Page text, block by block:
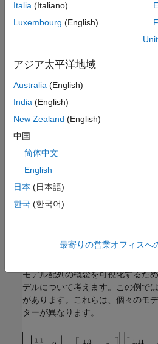
パラメーターの変化に対する
複数のプラント モデルに対す
複数の操作点で、非線形シス
1 つのプラントに適用された
得したモデルの格納
モデル配列を使用して、単一モデ
すべてのモデル演算を、モデルの
す。関数は、モデルごとの配列に
stepなどの解析関数を使用して、
ために配列をモデル化することも
モデル配列の概念を可視化するた
デルについて考えます。この例で
があります。これらは、個々のモ
ターが異なります。
Italia (Italiano)
Luxembourg (English)
アジア太平洋地域
Australia (English)
India (English)
New Zealand (English)
中国
简体中文
English
日本 (日本語)
한국 (한국어)
最寄りの営業オフィスへ